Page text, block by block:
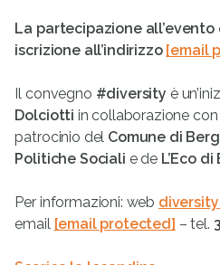
La partecipazione
iscrizione all’indirizzo [email
Il convegno #diversity è
Dolciotti in collaborazione con
patrocinio del Comune di
Politiche Sociali e de L’Eco
Per informazioni: web
email [email protected] – tel.